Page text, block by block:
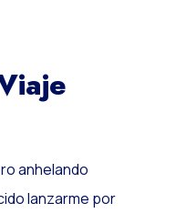
anhelando
lanzarme por